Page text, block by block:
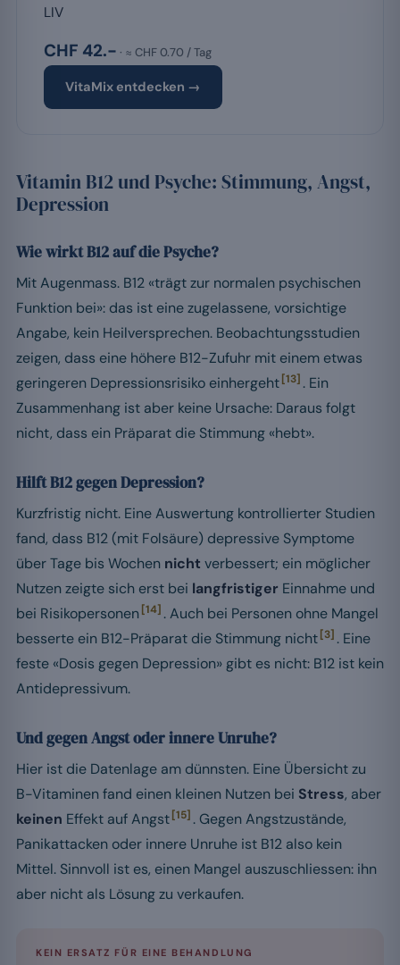
LIV
CHF 42.- · ≈ CHF 0.70 / Tag
VitaMix entdecken →
Vitamin B12 und Psyche: Stimmung, Angst,
Depression
Wie wirkt B12 auf die Psyche?
Mit Augenmass. B12 «trägt zur normalen psychischen
Funktion bei»: das ist eine zugelassene, vorsichtige
Angabe, kein Heilversprechen. Beobachtungsstudien
zeigen, dass eine höhere B12-Zufuhr mit einem etwas
geringeren Depressionsrisiko einhergeht[13] . Ein
Zusammenhang ist aber keine Ursache: Daraus folgt
nicht, dass ein Präparat die Stimmung «hebt».
Hilft B12 gegen Depression?
Kurzfristig nicht. Eine Auswertung kontrollierter Studien
fand, dass B12 (mit Folsäure) depressive Symptome
über Tage bis Wochen nicht verbessert; ein möglicher
Nutzen zeigte sich erst bei langfristiger Einnahme und
bei Risikopersonen[14] . Auch bei Personen ohne Mangel
besserte ein B12-Präparat die Stimmung nicht[3] . Eine
feste «Dosis gegen Depression» gibt es nicht: B12 ist kein
Antidepressivum.
Und gegen Angst oder innere Unruhe?
Hier ist die Datenlage am dünnsten. Eine Übersicht zu
B-Vitaminen fand einen kleinen Nutzen bei Stress, aber
keinen Effekt auf Angst[15] . Gegen Angstzustände,
Panikattacken oder innere Unruhe ist B12 also kein
Mittel. Sinnvoll ist es, einen Mangel auszuschliessen: ihn
aber nicht als Lösung zu verkaufen.
KEIN ERSATZ FÜR EINE BEHANDLUNG